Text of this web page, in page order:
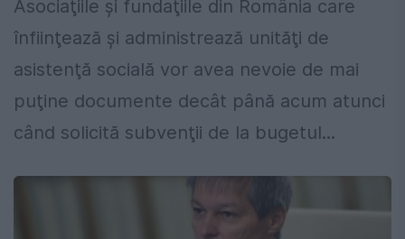
Asociaţiile şi fundaţiile din România care
înfiinţează şi administrează unităţi de
asistenţă socială vor avea nevoie de mai
puţine documente decât până acum atunci
când solicită subvenţii de la bugetul...